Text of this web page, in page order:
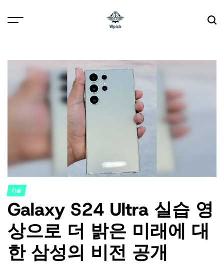
POSTED
IN
기술
Galaxy S24 Ultra 실습 영
상으로 더 밝은 미래에 대
한 삼성의 비전 공개